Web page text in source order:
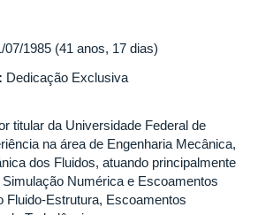
07/1985 (41 anos, 17 dias)
Dedicação Exclusiva
titular da Universidade Federal de
na área de Engenharia Mecânica,
dos Fluidos, atuando principalmente
Numérica e Escoamentos
Fluido-Estrutura, Escoamentos